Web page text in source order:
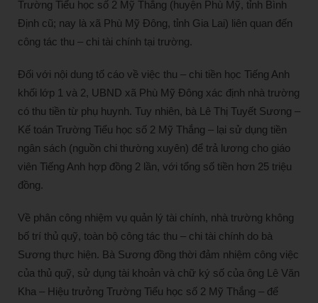
Trường Tiểu học số 2 Mỹ Thắng (huyện Phù Mỹ, tỉnh Bình
Định cũ; nay là xã Phù Mỹ Đông, tỉnh Gia Lai) liên quan đến
công tác thu – chi tài chính tại trường.
Đối với nội dung tố cáo về việc thu – chi tiền học Tiếng Anh
khối lớp 1 và 2, UBND xã Phù Mỹ Đông xác định nhà trường
có thu tiền từ phụ huynh. Tuy nhiên, bà Lê Thị Tuyết Sương –
Kế toán Trường Tiểu học số 2 Mỹ Thắng – lại sử dụng tiền
ngân sách (nguồn chi thường xuyên) để trả lương cho giáo
viên Tiếng Anh hợp đồng 2 lần, với tổng số tiền hơn 25 triệu
đồng.
Về phân công nhiệm vụ quản lý tài chính, nhà trường không
bố trí thủ quỹ, toàn bộ công tác thu – chi tài chính do bà
Sương thực hiện. Bà Sương đồng thời đảm nhiệm công việc
của thủ quỹ, sử dụng tài khoản và chữ ký số của ông Lê Văn
Kha – Hiệu trưởng Trường Tiểu học số 2 Mỹ Thắng – để